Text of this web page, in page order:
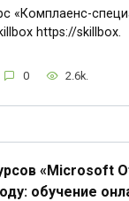
«Комплаенс-
https://skillbox.
0 2.6k.
«Microsoft
обучение